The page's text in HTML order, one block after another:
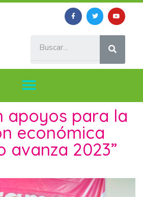
apoyos para la
económica
avanza 2023”